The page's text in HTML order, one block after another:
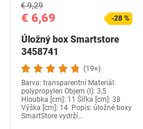
€ 6,69
€ 9,29
-28 %
Úložný box Smartstore
3458741
(19×)
Barva: transparentní Materiál:
polypropylen Objem (l): 3,5
Hloubka [cm]: 11 Šířka [cm]: 38
Výška [cm]: 14 Popis: úložné boxy
SmartStore vydrží…